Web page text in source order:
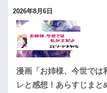
2026年8月6日
漫画「お姉様、今世では
レと感想！あらすじまと